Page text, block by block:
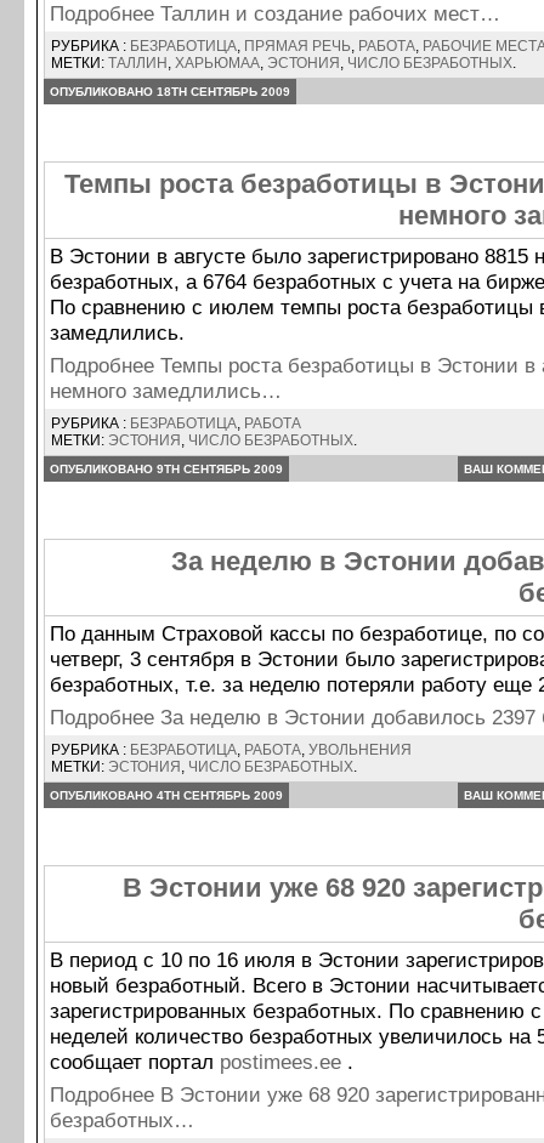
Подробнее Таллин и создание рабочих мест…
РУБРИКА : БЕЗРАБОТИЦА, ПРЯМАЯ РЕЧЬ, РАБОТА, РАБОЧИЕ
МЕТКИ: ТАЛЛИН , ХАРЬЮМАА, ЭСТОНИЯ , ЧИСЛО БЕЗРАБОТНЫХ.
ОПУБЛИКОВАНО 18TH СЕНТЯБРЬ 2009
Темпы роста безработицы в
немного
В Эстонии в августе было зарегистрировано 8815
безработных, а 6764 безработных с учета на
По сравнению с июлем темпы роста безработицы
замедлились.
Подробнее Темпы роста безработицы в Эстонии в
немного замедлились…
РУБРИКА : БЕЗРАБОТИЦА, РАБОТА
МЕТКИ: ЭСТОНИЯ , ЧИСЛО БЕЗРАБОТНЫХ.
ОПУБЛИКОВАНО 9TH СЕНТЯБРЬ 2009 ВАШ
За неделю в Эстонии
По данным Страховой кассы по безработице, по
четверг, 3 сентября в Эстонии было
безработных, т.е. за неделю потеряли работу еще
Подробнее За неделю в Эстонии добавилось
РУБРИКА : БЕЗРАБОТИЦА, РАБОТА, УВОЛЬНЕНИЯ
МЕТКИ: ЭСТОНИЯ , ЧИСЛО БЕЗРАБОТНЫХ.
ОПУБЛИКОВАНО 4TH СЕНТЯБРЬ 2009 ВАШ
В Эстонии уже 68 920
В период с 10 по 16 июля в Эстонии
новый безработный. Всего в Эстонии
зарегистрированных безработных. По сравнению
неделей количество безработных увеличилось на
сообщает портал postimees.ee .
Подробнее В Эстонии уже 68 920
безработных…